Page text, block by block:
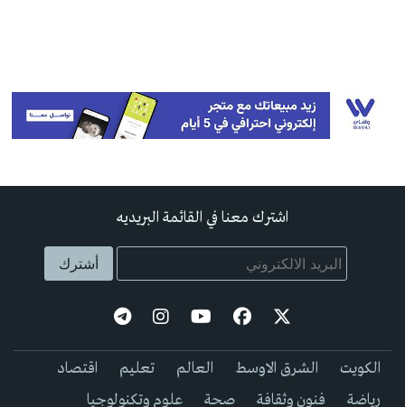
اشترك معنا في القائمة البريديه
الكويت الشرق الاوسط العالم تعليم
اقتصاد
رياضة
فنون وثقافة صحة علوم وتكنولوجيا